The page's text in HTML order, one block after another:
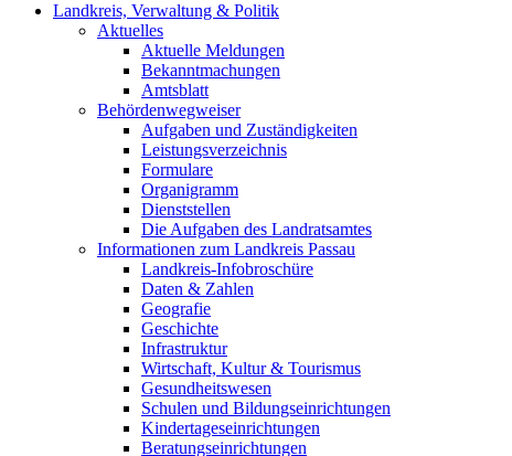
Landkreis, Verwaltung & Politik
Aktuelles
Aktuelle Meldungen
Bekanntmachungen
Amtsblatt
Behördenwegweiser
Aufgaben und Zuständigkeiten
Leistungsverzeichnis
Formulare
Organigramm
Dienststellen
Die Aufgaben des Landratsamtes
Informationen zum Landkreis Passau
Landkreis-Infobroschüre
Daten & Zahlen
Geografie
Geschichte
Infrastruktur
Wirtschaft, Kultur & Tourismus
Gesundheitswesen
Schulen und Bildungseinrichtungen
Kindertageseinrichtungen
Beratungseinrichtungen